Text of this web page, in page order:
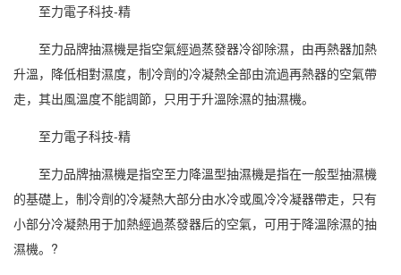
至力電子科技-精
至力品牌抽濕機是指空氣經過蒸發器冷卻除濕，由再熱器加熱
升溫，降低相對濕度，制冷劑的冷凝熱全部由流過再熱器的空氣帶
走，其出風溫度不能調節，只用于升溫除濕的抽濕機。
至力電子科技-精
至力品牌抽濕機是指空至力降溫型抽濕機是指在一般型抽濕機
的基礎上，制冷劑的冷凝熱大部分由水冷或風冷冷凝器帶走，只有
小部分冷凝熱用于加熱經過蒸發器后的空氣，可用于降溫除濕的抽
濕機。?